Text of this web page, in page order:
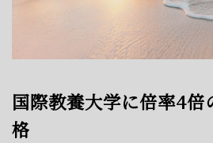
国際教養大学に倍率4倍
格